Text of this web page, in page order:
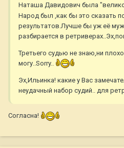
Наташа Давидович была
Народ был ,как бы это сказать
результатов.Лучше бы уж её
разбирается в
Третьего судью не знаю,ни
могу..Sorry..
Эх,Ильинка! какие у Вас
неудачный набор судий.. для
Согласна!